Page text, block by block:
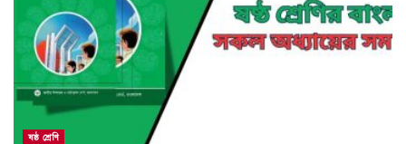
ষষ্ঠ শ্রেণি